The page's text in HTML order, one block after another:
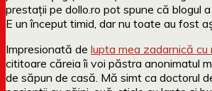
prestații pe dollo.ro pot spune că blogul
E un început timid, dar nu toate au fost
Impresionată de lupta mea zadarnică
cititoare căreia îi voi păstra anonimatul
de săpun de casă. Mă simt ca doctorul